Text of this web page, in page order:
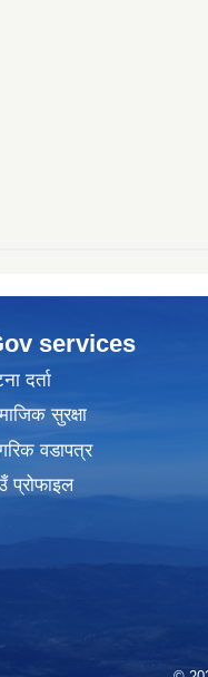
services
दर्ता
सुरक्षा
वडापत्र
प्रोफाइल